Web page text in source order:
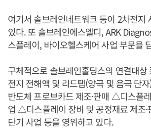
여기서 솔브레인네트워크 등이 2차전지
있다. 또 솔브레인에스엘디, ARK
스플레이, 바이오헬스케어 사업 부문을
구체적으로 솔브레인홀딩스의 연결대
전지 전해액 및 리드탭(양극 및 음극 단
반도체 프로브카드 제조·판매 △디스플
업 △디스플레이 장비 및 공정재료 제조
단기 사업 등을 영위하고 있다.